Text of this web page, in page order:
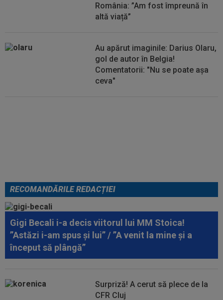
România: ”Am fost împreună în
altă viață”
Au apărut imaginile: Darius Olaru,
gol de autor în Belgia!
Comentatorii: "Nu se poate așa
ceva"
RECOMANDĂRILE REDACȚIEI
Gigi Becali i-a decis viitorul lui MM Stoica!
”Astăzi i-am spus și lui” / ”A venit la mine și a
început să plângă”
Surpriză! A cerut să plece de la
CFR Cluj